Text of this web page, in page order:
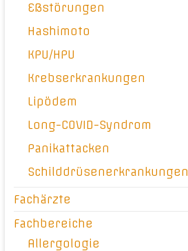
Eßstörungen
Hashimoto
KPU/HPU
Krebserkrankungen
Lipödem
Long-COVID-Syndrom
Panikattacken
Schilddrüsenerkrankungen
Fachärzte
Fachbereiche
Allergologie